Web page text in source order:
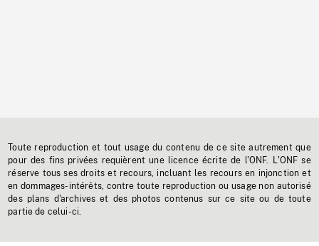
Toute reproduction et tout usage du contenu de ce site autrement que
pour des fins privées requièrent une licence écrite de l'ONF. L'ONF se
réserve tous ses droits et recours, incluant les recours en injonction et
en dommages-intérêts, contre toute reproduction ou usage non autorisé
des plans d'archives et des photos contenus sur ce site ou de toute
partie de celui-ci.